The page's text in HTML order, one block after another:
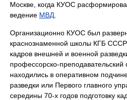
Москве, когда КУОС
ведение МВД
Организационно КУОС был
краснознаменной школы КГБ
кадров внешней и военной
профессорско-
находились в оперативном
разведки или Первого главного
середины 70-х годов подготовку